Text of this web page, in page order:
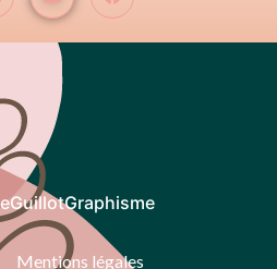
Mentions légales